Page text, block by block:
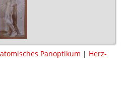
Panoptikum | Herz-